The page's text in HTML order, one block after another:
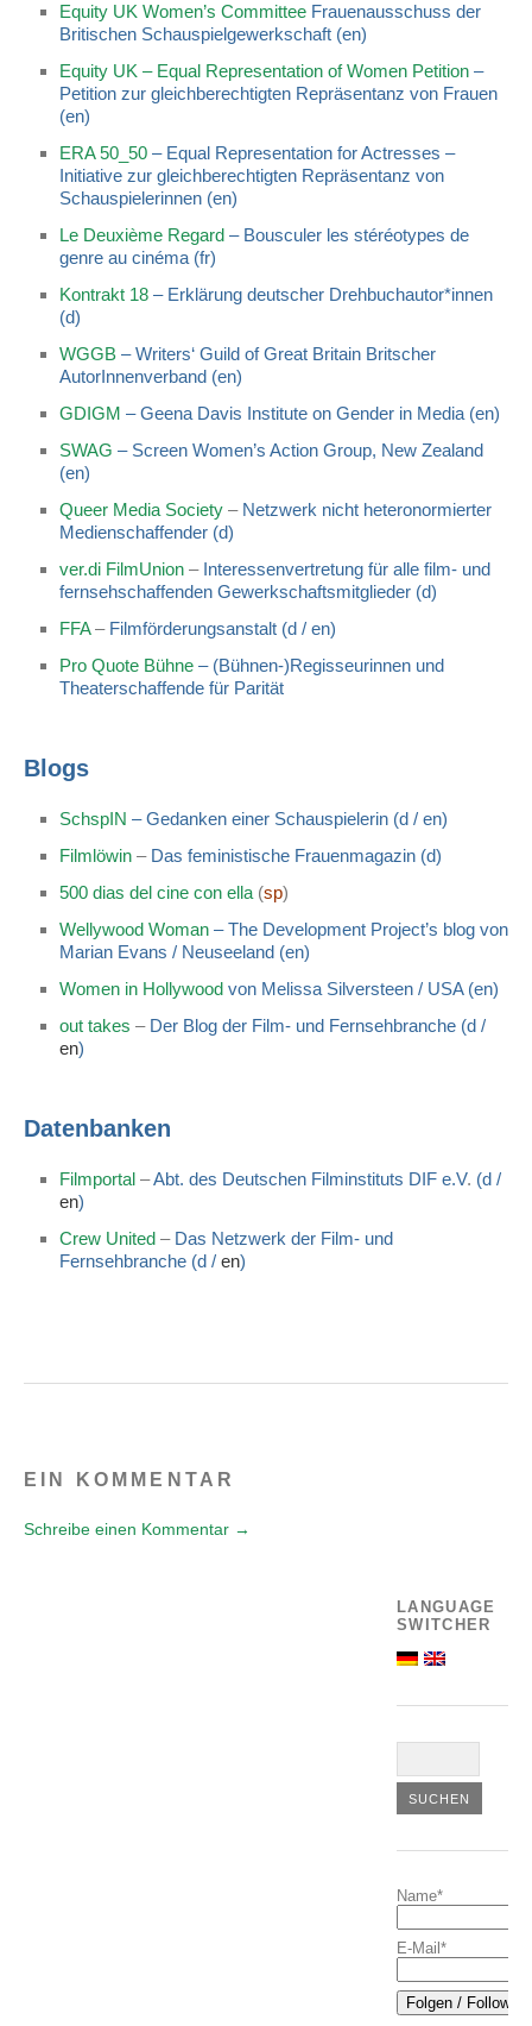
Equity UK Women’s Committee Frauenausschuss der
Britischen Schauspielgewerkschaft (en)
Equity UK – Equal Representation of Women Petition –
Petition zur gleichberechtigten Repräsentanz von Frauen
(en)
ERA 50_50 – Equal Representation for Actresses –
Initiative zur gleichberechtigten Repräsentanz von
Schauspielerinnen (en)
Le Deuxième Regard – Bousculer les stéréotypes de
genre au cinéma (fr)
Kontrakt 18 – Erklärung deutscher Drehbuchautor*innen
(d)
WGGB – Writers‘ Guild of Great Britain Britscher
AutorInnenverband (en)
GDIGM – Geena Davis Institute on Gender in Media (en)
SWAG – Screen Women’s Action Group, New Zealand
(en)
Queer Media Society – Netzwerk nicht heteronormierter
Medienschaffender (d)
ver.di FilmUnion – Interessenvertretung für alle film- und
fernsehschaffenden Gewerkschaftsmitglieder (d)
FFA– Filmförderungsanstalt (d / en)
Pro Quote Bühne – (Bühnen-)Regisseurinnen und
Theaterschaffende für Parität
Blogs
SchspIN – Gedanken einer Schauspielerin (d / en)
Filmlöwin – Das feministische Frauenmagazin (d)
500 dias del cine con ella (sp)
Wellywood Woman –The Development Project’s blog von
Marian Evans / Neuseeland (en)
Women in Hollywood von Melissa Silversteen / USA (en)
out takes – Der Blog der Film- und Fernsehbranche (d /
en)
Datenbanken
Filmportal –Abt. des Deutschen Filminstituts DIF e.V. (d /
en)
Crew United – Das Netzwerk der Film- und
Fernsehbranche (d / en)
EIN KOMMENTAR
Schreibe einen Kommentar →
LANGUAGE
SWITCHER
Name*
E-Mail*